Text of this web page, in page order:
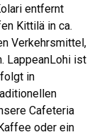
entfernt
Kittilä in ca.
Verkehrsmittel,
LappeanLohi ist
in
Cafeteria
oder ein